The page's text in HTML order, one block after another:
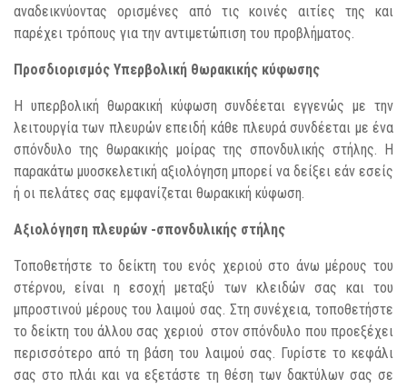
αναδεικνύοντας ορισμένες από τις κοινές αιτίες της και
παρέχει τρόπους για την αντιμετώπιση του προβλήματος.
Προσδιορισμός Υπερβολική θωρακικής κύφωσης
Η υπερβολική θωρακική κύφωση συνδέεται εγγενώς με την
λειτουργία των πλευρών επειδή κάθε πλευρά συνδέεται με ένα
σπόνδυλο της θωρακικής μοίρας της σπονδυλικής στήλης. Η
παρακάτω μυοσκελετική αξιολόγηση μπορεί να δείξει εάν εσείς
ή οι πελάτες σας εμφανίζεται θωρακική κύφωση.
Αξιολόγηση πλευρών -σπονδυλικής στήλης
Τοποθετήστε το δείκτη του ενός χεριού στο άνω μέρους του
στέρνου, είναι η εσοχή μεταξύ των κλειδών σας και του
μπροστινού μέρους του λαιμού σας. Στη συνέχεια, τοποθετήστε
το δείκτη του άλλου σας χεριού στον σπόνδυλο που προεξέχει
περισσότερο από τη βάση του λαιμού σας. Γυρίστε το κεφάλι
σας στο πλάι και να εξετάστε τη θέση των δακτύλων σας σε